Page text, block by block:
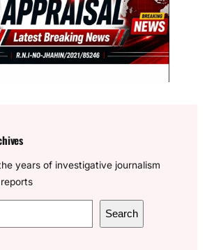
years of investigative journalism
Search